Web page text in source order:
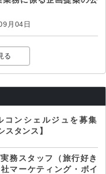
月04日
る
コンシェルジュを募集
スタンス】
務スタッフ（旅行好き
マーケティング・ボイ